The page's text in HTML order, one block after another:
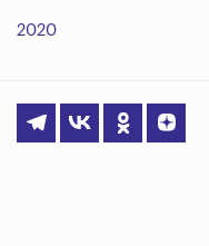
2020